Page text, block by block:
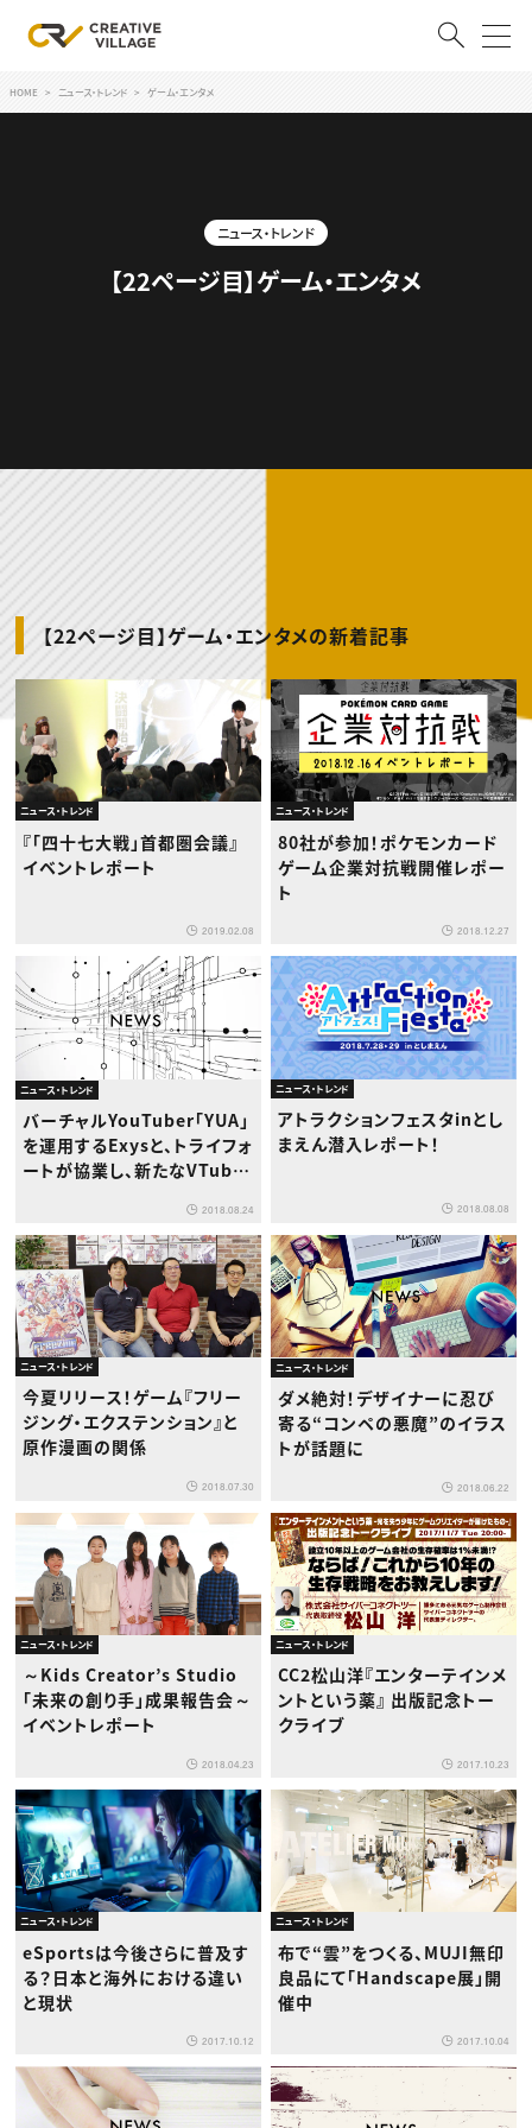
クリエイター求人を探す
スキルアップしたい！ トップ
編集・ライティング
ディレクション
お役立ち基礎知識
TOP Creator’s コラム
Webクリエイター
アプリクリエイター
ゲームクリエイター
マーケッター
クリエイターインタビュー
C＆R Magazine
ニュース・トレンド
ニュース・トレンド トップ
Web
ゲーム・エンタメ
広告
出版
CREATIVE VILLAGEからのお知らせ
プロフェッショナル×つながる×メディア
HOME ニュース・トレンド ゲーム・エンタメ
ニュース・トレンド
【22ページ目】ゲーム・エンタメ
【22ページ目】ゲーム・エンタメの新着記事
ニュース・トレンド
『「四十七大戦」首都圏会議』
イベントレポート
2019.02.08
ニュース・トレンド
80社が参加！ポケモンカード
ゲーム企業対抗戦開催レポー
ト
2018.12.27
ニュース・トレンド
バーチャルYouTuber「YUA」
を運用するExysと、トライフォ
ートが協業し、新たなVTuber
2018.08.24
ニュース・トレンド
アトラクションフェスタinとし
まえん潜入レポート！
2018.08.08
ニュース・トレンド
今夏リリース！ゲーム『フリー
ジング・エクステンション』と
原作漫画の関係
2018.07.30
ニュース・トレンド
ダメ絶対！デザイナーに忍び
寄る“コンペの悪魔”のイラス
トが話題に
2018.06.22
ニュース・トレンド
～Kids Creator’s Studio
「未来の創り手」成果報告会～
イベントレポート
2018.04.23
ニュース・トレンド
CC2松山洋『エンターテインメ
ントという薬』 出版記念トー
クライブ
2017.10.23
ニュース・トレンド
eSportsは今後さらに普及す
る？日本と海外における違い
と現状
2017.10.12
ニュース・トレンド
布で“雲”をつくる、MUJI無印
良品にて「Handscape展」開
催中
2017.10.04